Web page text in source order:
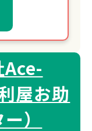
屋お助
）